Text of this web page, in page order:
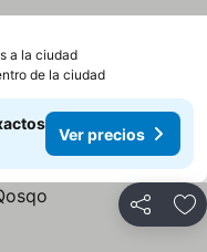
a la ciudad
de la ciudad
Ver precios
Compartir